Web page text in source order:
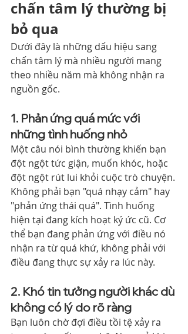
chấn tâm lý thường bị
bỏ qua
Dưới đây là những dấu hiệu sang
chấn tâm lý mà nhiều người mang
theo nhiều năm mà không nhận ra
nguồn gốc.
1. Phản ứng quá mức với
những tình huống nhỏ
Một câu nói bình thường khiến bạn
đột ngột tức giận, muốn khóc, hoặc
đột ngột rút lui khỏi cuộc trò chuyện.
Không phải bạn "quá nhạy cảm" hay
"phản ứng thái quá". Tình huống
hiện tại đang kích hoạt ký ức cũ. Cơ
thể bạn đang phản ứng với điều nó
nhận ra từ quá khứ, không phải với
điều đang thực sự xảy ra lúc này.
2. Khó tin tưởng người khác dù
không có lý do rõ ràng
Bạn luôn chờ đợi điều tồi tệ xảy ra